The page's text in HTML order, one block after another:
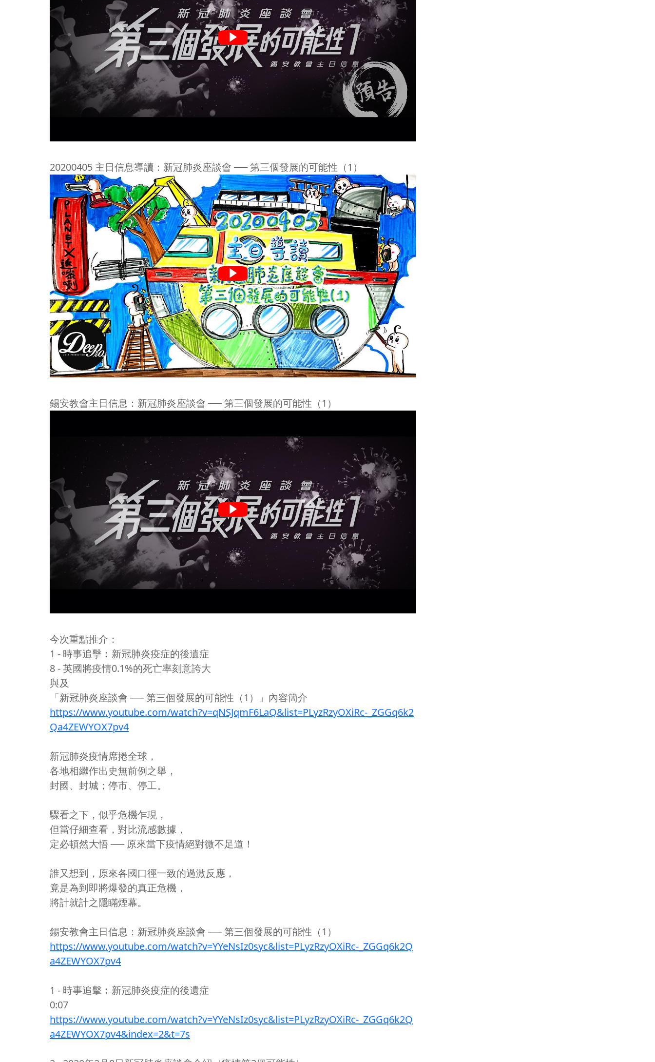
20200405 主日信息導讀：新冠肺炎座談會 ── 第三個發展的可能性（1）
錫安教會主日信息：新冠肺炎座談會 ── 第三個發展的可能性（1）
今次重點推介：
1 - 時事追擊︰新冠肺炎疫症的後遺症
8 - 英國將疫情0.1%的死亡率刻意誇大
與及
「新冠肺炎座談會 ── 第三個發展的可能性（1）」內容簡介
https://www.youtube.com/watch?v=qNSJqmF6LaQ&list=PLyzRzyOXiRc-_ZGGq6k2
Qa4ZEWYOX7pv4
新冠肺炎疫情席捲全球，
各地相繼作出史無前例之舉，
封國、封城；停市、停工。
驟看之下，似乎危機乍現，
但當仔細查看，對比流感數據，
定必頓然大悟 ── 原來當下疫情絕對微不足道！
誰又想到，原來各國口徑一致的過激反應，
竟是為到即將爆發的真正危機，
將計就計之隱瞞煙幕。
錫安教會主日信息：新冠肺炎座談會 ── 第三個發展的可能性（1）
https://www.youtube.com/watch?v=YYeNsIz0syc&list=PLyzRzyOXiRc-_ZGGq6k2Q
a4ZEWYOX7pv4
1 - 時事追擊︰新冠肺炎疫症的後遺症
0:07
https://www.youtube.com/watch?v=YYeNsIz0syc&list=PLyzRzyOXiRc-_ZGGq6k2Q
a4ZEWYOX7pv4&index=2&t=7s